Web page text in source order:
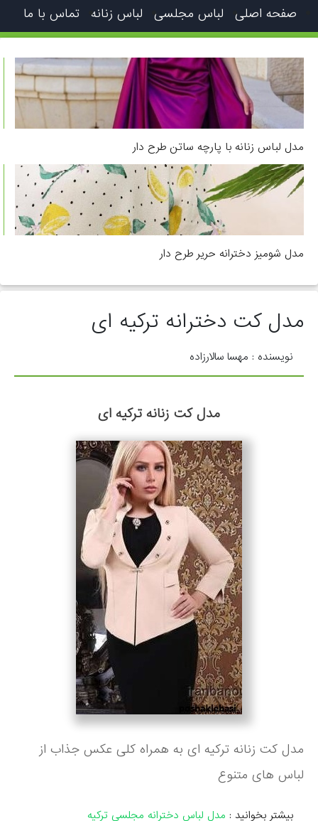
صفحه اصلی لباس مجلسی لباس زنانه تماس با ما
مدل لباس زنانه با پارچه ساتن طرح دار
مدل شومیز دخترانه حریر طرح دار
مدل کت دخترانه ترکیه ای
نویسنده : مهسا سالارزاده
مدل کت زنانه ترکیه ای
مدل کت زنانه ترکیه ای به همراه کلی عکس جذاب از
لباس های متنوع
بیشتر بخوانید : مدل لباس دخترانه مجلسی ترکیه